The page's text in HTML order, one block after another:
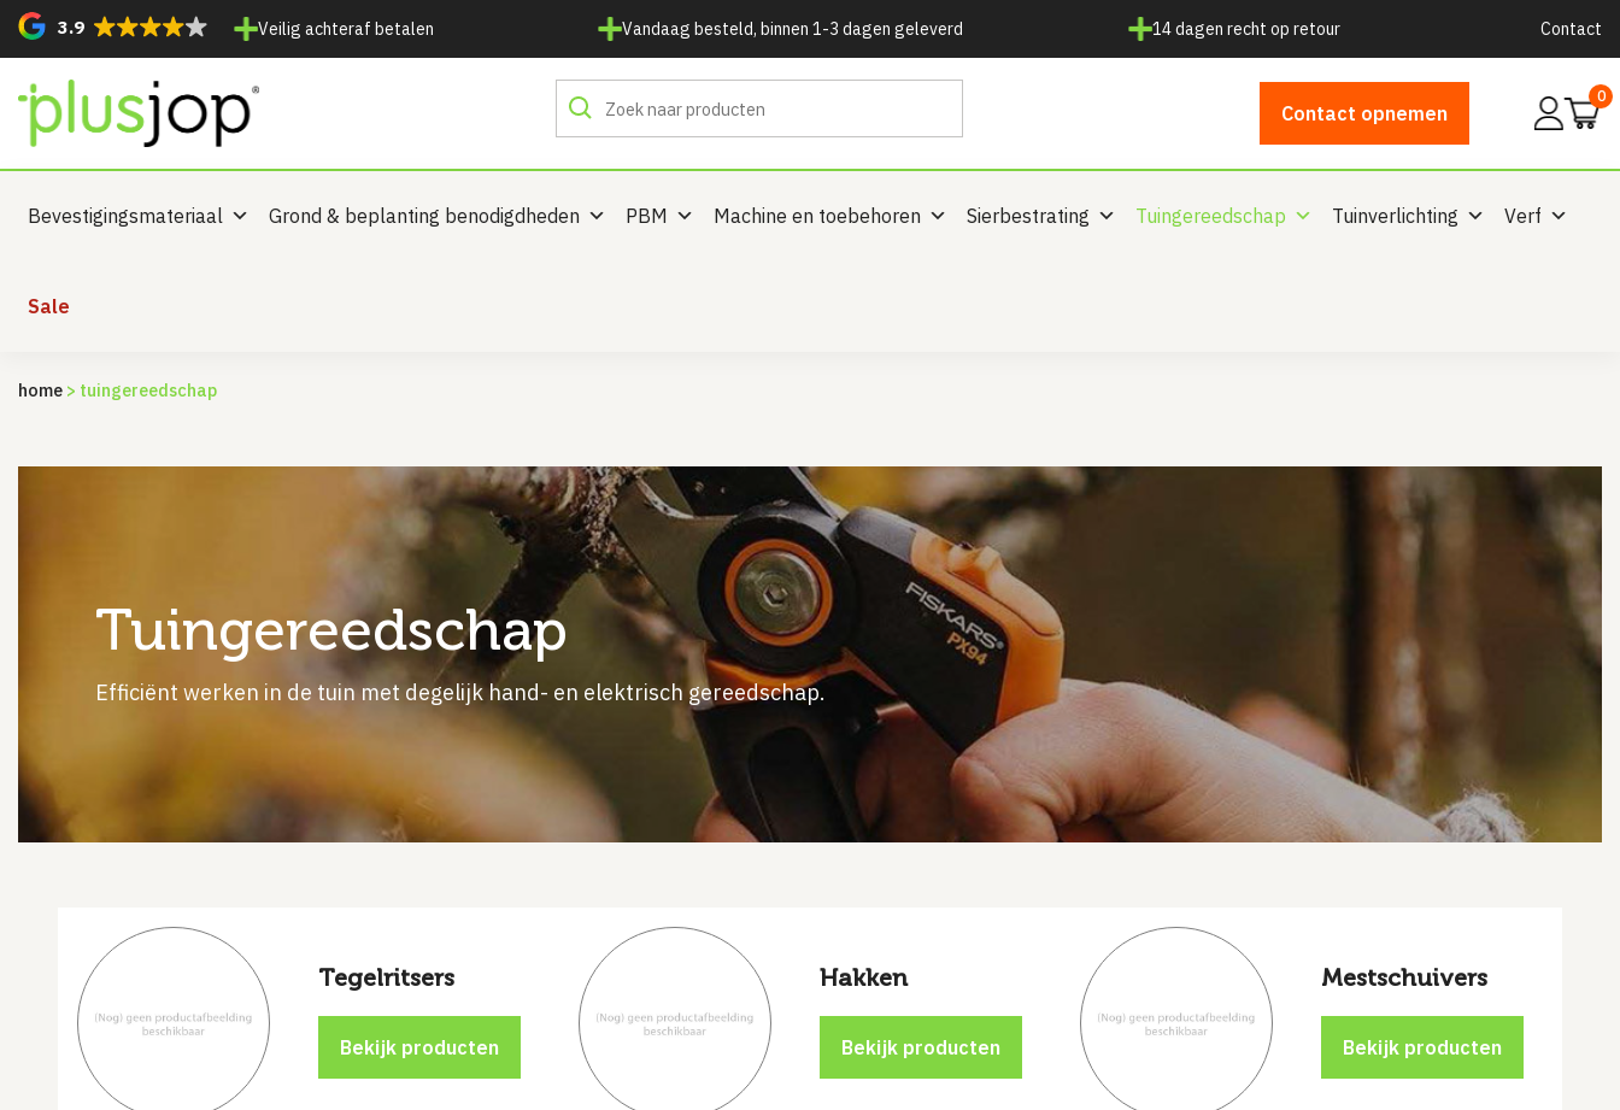
3.9 Veilig achteraf betalen Vandaag besteld, binnen 1-3 dagen geleverd 14 dagen recht op retour Contact
Contact opnemen
Mijn
0
Bevestigingsmateriaal Grond & beplanting benodigdheden PBM Machine en toebehoren Sierbestrating Tuingereedschap Tuinverlichting Verf
Sale
home > tuingereedschap
tuingereedschap
Efficiënt werken in de tuin met degelijk hand- en elektrisch gereedschap.
Tegelritsers Hakken Mestschuivers